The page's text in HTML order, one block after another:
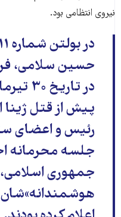
نیروی انتظامی بود.
حسین سلامی،
در
پیش از قتل
رئیس و اعضای
جلسه محرمانه
جمهوری
هوشمندانه»‌شان